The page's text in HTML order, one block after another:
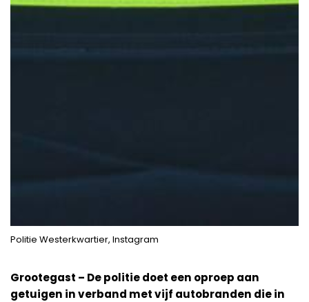
Politie Westerkwartier, Instagram
Grootegast – De politie doet een oproep aan
getuigen in verband met vijf autobranden die in